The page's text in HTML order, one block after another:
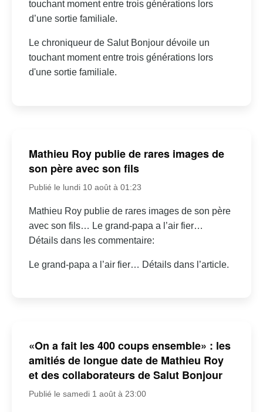
touchant moment entre trois générations lors
d’une sortie familiale.
Le chroniqueur de Salut Bonjour dévoile un
touchant moment entre trois générations lors
d'une sortie familiale.
Mathieu Roy publie de rares images de
son père avec son fils
Publié le lundi 10 août à 01:23
Mathieu Roy publie de rares images de son père
avec son fils… Le grand-papa a l’air fier…
Détails dans les commentaire:
Le grand-papa a l’air fier… Détails dans l’article.
«On a fait les 400 coups ensemble» : les
amitiés de longue date de Mathieu Roy
et des collaborateurs de Salut Bonjour
Publié le samedi 1 août à 23:00